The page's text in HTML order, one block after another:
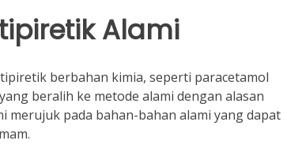
Alami
berbahan kimia, seperti paracetamol
beralih ke metode alami dengan alasan
merujuk pada bahan-bahan alami yang dapat